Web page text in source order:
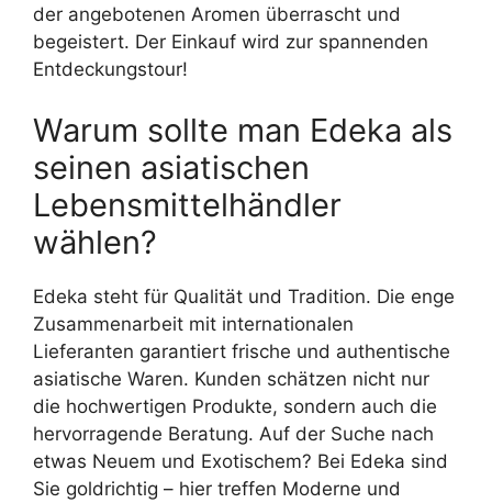
der angebotenen Aromen überrascht und
begeistert. Der Einkauf wird zur spannenden
Entdeckungstour!
Warum sollte man Edeka als
seinen asiatischen
Lebensmittelhändler
wählen?
Edeka steht für Qualität und Tradition. Die enge
Zusammenarbeit mit internationalen
Lieferanten garantiert frische und authentische
asiatische Waren. Kunden schätzen nicht nur
die hochwertigen Produkte, sondern auch die
hervorragende Beratung. Auf der Suche nach
etwas Neuem und Exotischem? Bei Edeka sind
Sie goldrichtig – hier treffen Moderne und